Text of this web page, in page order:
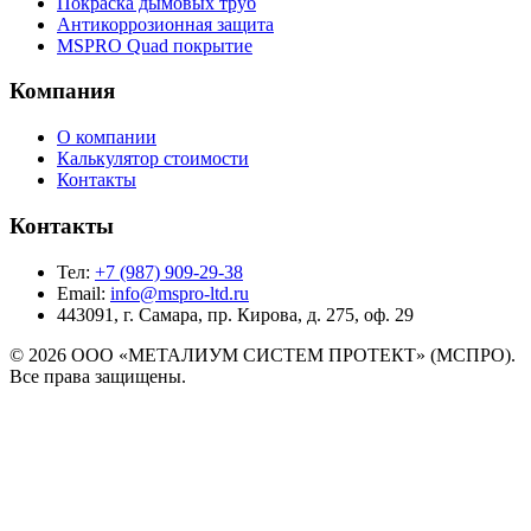
Антикоррозионная защита
MSPRO Quad покрытие
Компания
О компании
Калькулятор стоимости
Контакты
Контакты
Тел: +7 (987) 909-29-38
Email: info@mspro-ltd.ru
443091, г. Самара, пр. Кирова, д. 275, оф. 29
© 2026 ООО «МЕТАЛИУМ СИСТЕМ ПРОТЕКТ» (МСПРО).
Все права защищены.